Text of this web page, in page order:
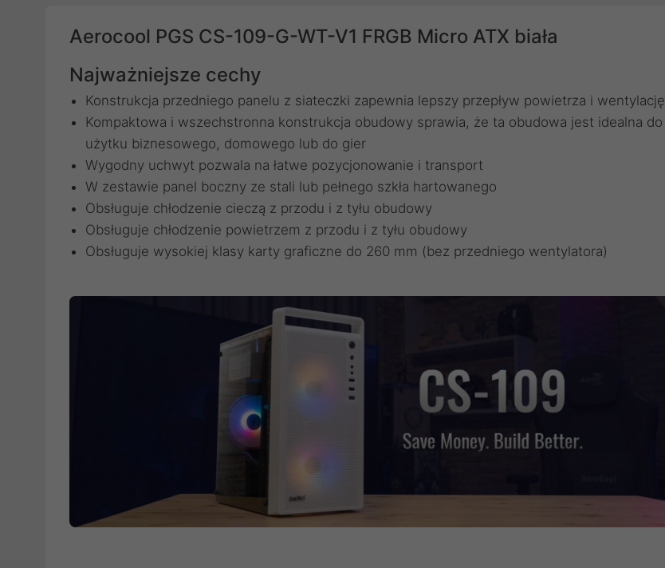
Aerocool PGS CS-109-G-WT-V1 FRGB Micro ATX biała
Najważniejsze cechy
Konstrukcja przedniego panelu z siateczki zapewnia lepszy przepływ powietrza i wentylację
Kompaktowa i wszechstronna konstrukcja obudowy sprawia, że ta obudowa jest idealna do
użytku biznesowego, domowego lub do gier
Wygodny uchwyt pozwala na łatwe pozycjonowanie i transport
W zestawie panel boczny ze stali lub pełnego szkła hartowanego
Obsługuje chłodzenie cieczą z przodu i z tyłu obudowy
Obsługuje chłodzenie powietrzem z przodu i z tyłu obudowy
Obsługuje wysokiej klasy karty graficzne do 260 mm (bez przedniego wentylatora)